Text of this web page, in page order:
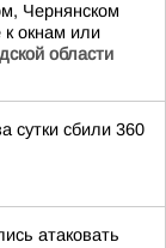
Чернянском
окнам или
области
сутки сбили 360
атаковать